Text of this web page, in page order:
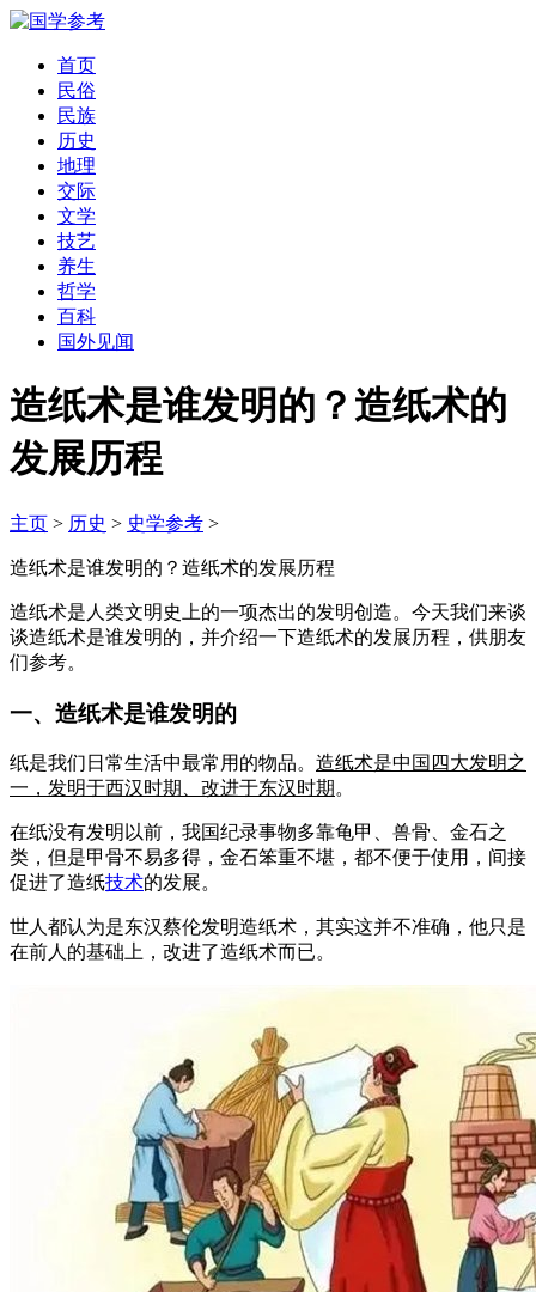
首页
民俗
民族
历史
地理
交际
文学
技艺
养生
哲学
百科
国外见闻
造纸术是谁发明的？造纸术的
发展历程
主页 > 历史 > 史学参考 >
造纸术是谁发明的？造纸术的发展历程
造纸术是人类文明史上的一项杰出的发明创造。今天我们来谈
谈造纸术是谁发明的，并介绍一下造纸术的发展历程，供朋友
们参考。
一、造纸术是谁发明的
纸是我们日常生活中最常用的物品。 造纸术是中国四大发明之
一，发明于西汉时期、改进于东汉时期 。
在纸没有发明以前，我国纪录事物多靠龟甲、兽骨、金石之
类，但是甲骨不易多得，金石笨重不堪，都不便于使用，间接
促进了造纸技术的发展。
世人都认为是东汉蔡伦发明造纸术，其实这并不准确，他只是
在前人的基础上，改进了造纸术而已。